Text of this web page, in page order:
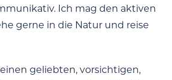
Ich mag den aktiven
gerne in die Natur und reise
geliebten, vorsichtigen,